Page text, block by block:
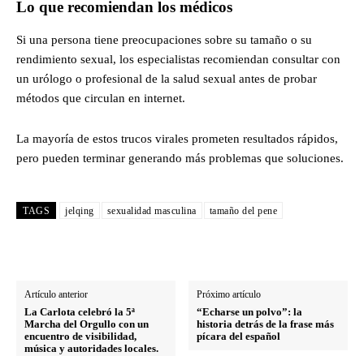
Lo que recomiendan los médicos
Si una persona tiene preocupaciones sobre su tamaño o su
rendimiento sexual, los especialistas recomiendan consultar con
un urólogo o profesional de la salud sexual antes de probar
métodos que circulan en internet.
La mayoría de estos trucos virales prometen resultados rápidos,
pero pueden terminar generando más problemas que soluciones.
TAGS jelqing sexualidad masculina tamaño del pene
Artículo anterior
La Carlota celebró la 5ª
Marcha del Orgullo con un
encuentro de visibilidad,
música y autoridades locales.
Próximo artículo
“Echarse un polvo”: la
historia detrás de la frase más
pícara del español